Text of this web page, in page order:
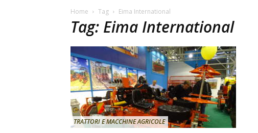
Home Tag Eima International
Tag: Eima International
TRATTORI E MACCHINE AGRICOLE